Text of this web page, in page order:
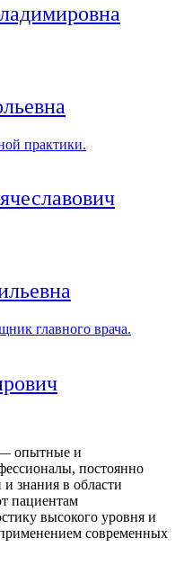
практики.
главного врача.
опытные и
постоянно
знания в области
пациентам
высокого уровня и
применением современных